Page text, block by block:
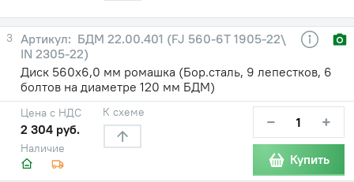
3
БДМ 22.00.401 (FJ 560-6T 1905-22\
IN 2305-22)
Диск 560х6,0 мм ромашка (Бор.сталь, 9 лепестков, 6
болтов на диаметре 120 мм БДМ)
Наличие
Цена с НДС
2 304 руб.
К схеме − +
Купить